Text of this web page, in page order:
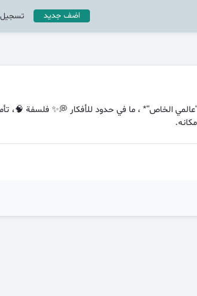
اضف جديد تسجيل
الخاص"* ، ما في حدود للأفكار 💭✨ فلسفة 🧠،